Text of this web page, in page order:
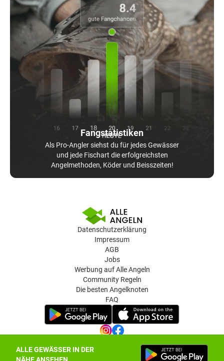
ALLE GEWÄSSER IN DER
Fangstatistiken
Als Pro-Angler siehst du für jedes Gewässer
und jede Fischart die erfolgreichsten
Angelmethoden, Köder und Beisszeiten!
Datenschutzerklärung
Impressum
AGB
Jobs
Werbung auf Alle Angeln
Community Regeln
Die besten Angelknoten
FAQ
Datenschutz-Einstellungen